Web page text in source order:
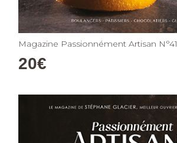
Magazine Passionnément Artisan N°41
20€